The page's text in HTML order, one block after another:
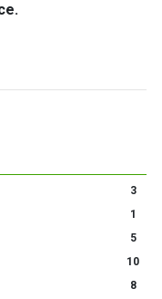
3
1
5
10
8